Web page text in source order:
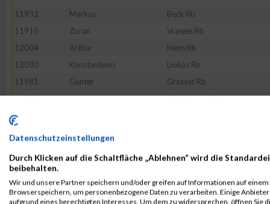
11932
Markus Beck Rb
11915
Zoran Vranjes Rb
12004
Arthur Heim Rb
12030
Konstantinos Liolios Rb
11981
Günter Grasser Rb
11985
Jonas Großeheide Rb
12113
11952
12036
Michael Marder Rb
52143
Thomas Wechsler
Datenschutzeinstellungen
Durch Klicken auf die Schaltfläche „Ablehnen“ wird die
beibehalten.
Wir und unsere Partner speichern und/oder greifen auf Informationen auf einem
Browserspeichern, um personenbezogene Daten zu verarbeiten. Einige
aufgrund eines berechtigten Interesses. Um dem zu widersprechen, öffnen Sie